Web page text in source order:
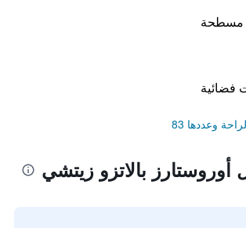
مسطحة
فضائية
وعددها 83
أوروستارز بالاتزو زيتشي